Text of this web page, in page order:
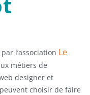
l’association Le
métiers de
designer et
choisir de faire